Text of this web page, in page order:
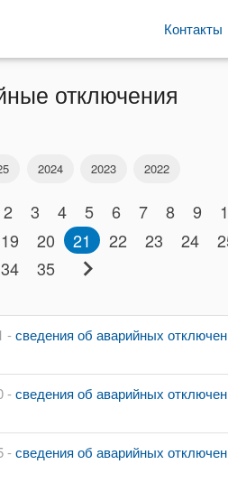
Контакты
отключения
2024 2023 2022
2 3 4 5 6 7 8 9
19 20 21 22 23 24
34 35 chevron_right
-сведения об аварийных
-сведения об аварийных
-сведения об аварийных